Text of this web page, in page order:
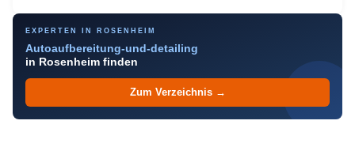
EXPERTEN IN ROSENHEIM
Autoaufbereitung-und-detailing
in Rosenheim finden
Zum Verzeichnis →